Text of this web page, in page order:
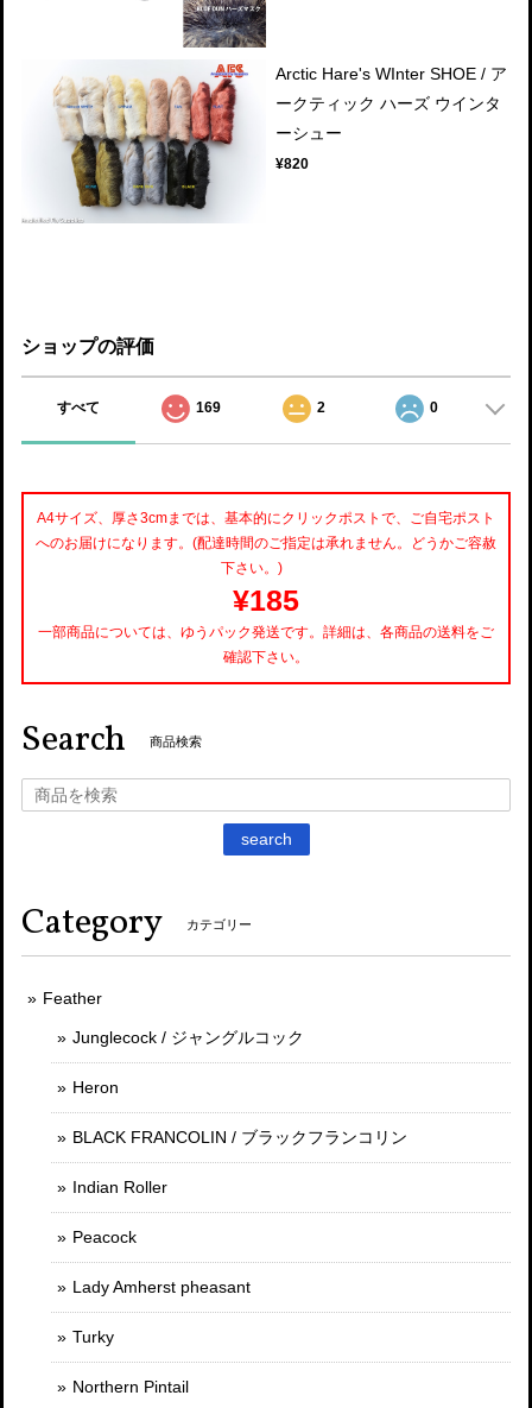
Arctic Hare's WInter SHOE / ア
ークティック ハーズ ウインタ
ーシュー
¥820
ショップの評価
すべて 169 2 0
A4サイズ、厚さ3cmまでは、基本的にクリックポストで、ご自宅ポスト
へのお届けになります。(配達時間のご指定は承れません。どうかご容赦
下さい。)
¥185
一部商品については、ゆうパック発送です。詳細は、各商品の送料をご
確認下さい。
Search 商品検索
search
Category カテゴリー
Feather
Junglecock / ジャングルコック
Heron
BLACK FRANCOLIN / ブラックフランコリン
Indian Roller
Peacock
Lady Amherst pheasant
Turky
Northern Pintail